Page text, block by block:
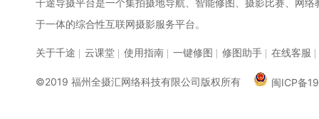
千途导摄平台是一个集拍摄地导航、智能修图、摄影比赛、网
于一体的综合性互联网摄影服务平台。
关于千途 云课堂 使用指南 一键修图 修图助手 在线客服
©2019 福州全摄汇网络科技有限公司版权所有 闽ICP备